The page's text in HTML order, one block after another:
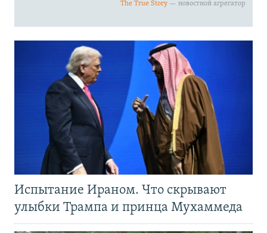
Испытание Ираном. Что скрывают
улыбки Трампа и принца Мухаммеда